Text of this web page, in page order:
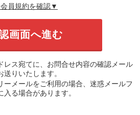
員規約を確認▼
ス宛てに、お問合せ内容の確認メール
送りいたします。
メールをご利用の場合、迷惑メールフ
入る場合があります。